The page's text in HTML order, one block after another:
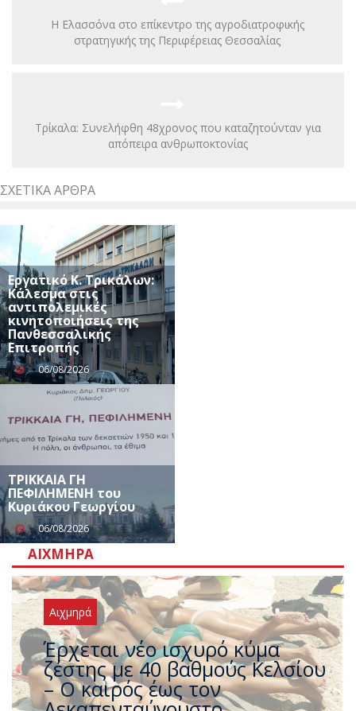
Η Ελασσόνα στο επίκεντρο της αγροδιατροφικής
στρατηγικής της Περιφέρειας Θεσσαλίας
Τρίκαλα: Συνελήφθη 48χρονος που καταζητούνταν για
απόπειρα ανθρωποκτονίας
ΣΧΕΤΙΚΆ ΆΡΘΡΑ
Εργατικό Κ. Τρικάλων:
Κάλεσμα στις
αντιπολεμικές
κινητοποιήσεις της
Πανθεσσαλικής
Επιτροπής
06/08/2026
ΤΡΙΚΚΑΙΑ ΓΗ
ΠΕΦΙΛΗΜΕΝΗ του
Κυριάκου Γεωργίου
06/08/2026
ΑΙΧΜΗΡΆ
Αιχμηρά
Άφαντος ο Τσίπρας… την ώρα
που η χώρα καίγεται